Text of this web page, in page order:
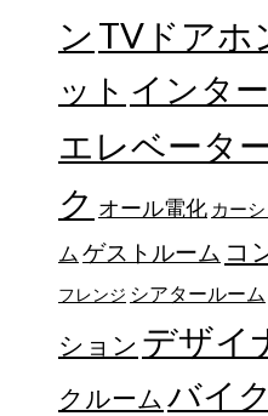
ン TVドアホ
ット インタ
エレベータ
ク オール電化 カー
ム ゲストルーム コ
フレンジ シアタールーム
ション デザイ
クルーム バイ